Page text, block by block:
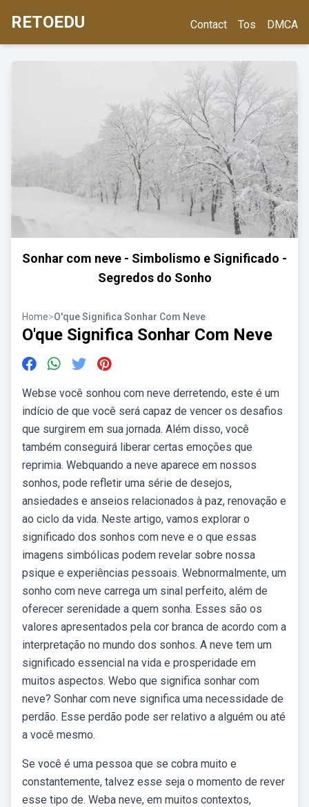
RETOEDU Contact Tos DMCA
Sonhar com neve - Simbolismo e Significado -
Segredos do Sonho
Home>O'que Significa Sonhar Com Neve
O'que Significa Sonhar Com Neve
Webse você sonhou com neve derretendo, este é um
indício de que você será capaz de vencer os desafios
que surgirem em sua jornada. Além disso, você
também conseguirá liberar certas emoções que
reprimia. Webquando a neve aparece em nossos
sonhos, pode refletir uma série de desejos,
ansiedades e anseios relacionados à paz, renovação e
ao ciclo da vida. Neste artigo, vamos explorar o
significado dos sonhos com neve e o que essas
imagens simbólicas podem revelar sobre nossa
psique e experiências pessoais. Webnormalmente, um
sonho com neve carrega um sinal perfeito, além de
oferecer serenidade a quem sonha. Esses são os
valores apresentados pela cor branca de acordo com a
interpretação no mundo dos sonhos. A neve tem um
significado essencial na vida e prosperidade em
muitos aspectos. Webo que significa sonhar com
neve? Sonhar com neve significa uma necessidade de
perdão. Esse perdão pode ser relativo a alguém ou até
a você mesmo.
Se você é uma pessoa que se cobra muito e
constantemente, talvez esse seja o momento de rever
esse tipo de. Weba neve, em muitos contextos,